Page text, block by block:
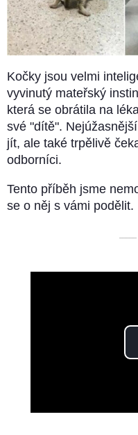
Kočky jsou velmi
vyvinutý mateřský
která se obrátila na
své "dítě".
jít, ale také trpělivě
odborníci.
Tento příběh jsme
se o něj s vámi podělit.